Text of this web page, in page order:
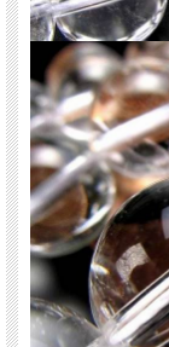
ります。ビーズ石の製
※サイズは目安です。
関連キーワード
天然石 パワーストー
ィース 卸し 卸価格 実
サイズ違い